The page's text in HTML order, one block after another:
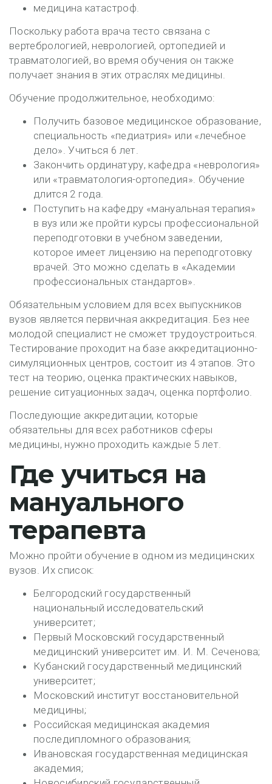
медицина катастроф.
Поскольку работа врача тесто связана с
вертебрологией, неврологией, ортопедией и
травматологией, во время обучения он также
получает знания в этих отраслях медицины.
Обучение продолжительное, необходимо:
Получить базовое медицинское образование,
специальность «педиатрия» или «лечебное
дело». Учиться 6 лет.
Закончить ординатуру, кафедра «неврология»
или «травматология-ортопедия». Обучение
длится 2 года.
Поступить на кафедру «мануальная терапия»
в вуз или же пройти курсы профессиональной
переподготовки в учебном заведении,
которое имеет лицензию на переподготовку
врачей. Это можно сделать в «Академии
профессиональных стандартов».
Обязательным условием для всех выпускников
вузов является первичная аккредитация. Без нее
молодой специалист не сможет трудоустроиться.
Тестирование проходит на базе аккредитационно-
симуляционных центров, состоит из 4 этапов. Это
тест на теорию, оценка практических навыков,
решение ситуационных задач, оценка портфолио.
Последующие аккредитации, которые
обязательны для всех работников сферы
медицины, нужно проходить каждые 5 лет.
Где учиться на
мануального
терапевта
Можно пройти обучение в одном из медицинских
вузов. Их список:
Белгородский государственный
национальный исследовательский
университет;
Первый Московский государственный
медицинский университет им. И. М. Сеченова;
Кубанский государственный медицинский
университет;
Московский институт восстановительной
медицины;
Российская медицинская академия
последипломного образования;
Ивановская государственная медицинская
академия;